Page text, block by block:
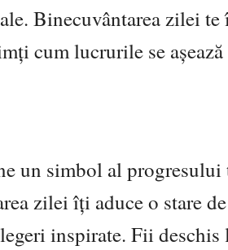
Binecuvântarea zilei
cum lucrurile se
un simbol al progresului
zilei îți aduce o stare
inspirate. Fii